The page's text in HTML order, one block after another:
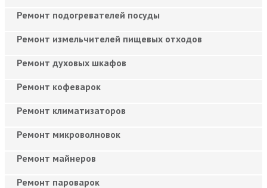
Ремонт подогревателей посуды
Ремонт измельчителей пищевых отходов
Ремонт духовых шкафов
Ремонт кофеварок
Ремонт климатизаторов
Ремонт микроволновок
Ремонт майнеров
Ремонт пароварок